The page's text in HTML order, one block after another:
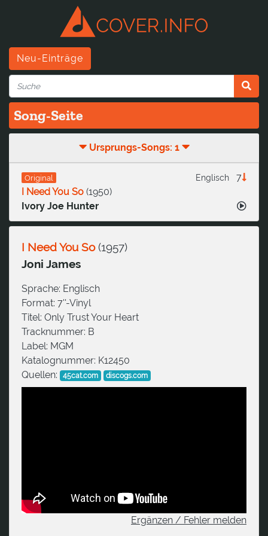
Neu-Einträge
Song-Seite
Ursprungs-Songs: 1
Original 7
Englisch
I Need You So (1950)
Ivory Joe Hunter
I Need You So(1957)
Joni James
Sprache: Englisch
Format: 7''-Vinyl
Titel: Only Trust Your Heart
Tracknummer: B
Label: MGM
Katalognummer: K12450
Quellen:
45cat.com discogs.com
Ergänzen / Fehler melden